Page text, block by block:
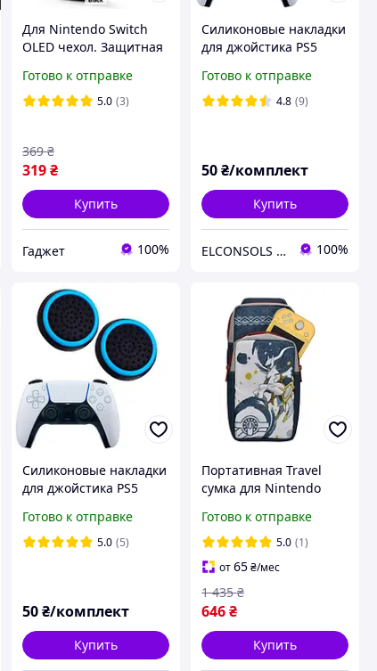
Для Nintendo Switch
OLED чехол. Защитная
Нинтендо Свич.
Черный
Готово к отправке
5.0 (3)
319 ₴
369 ₴
Купить
Гаджет 100%
Силиконовые накладки
для джойстика PS5
белой окантовкой 2 шт.
Готово к отправке
4.8 (9)
50₴/комплект
Купить
ELCONSOLS запчасти аксессуары для приставок 100%
Силиконовые накладки
для джойстика PS5
бирюзовой окантовкой
2 шт.
Готово к отправке
5.0 (5)
50 ₴/комплект
Купить
Портативная Travel
сумка для Nintendo
Nintendo Switch 2,
Pokemon Arceus
Готово к отправке
5.0 (1)
от65₴/мес
646₴
1 435 ₴
Купить